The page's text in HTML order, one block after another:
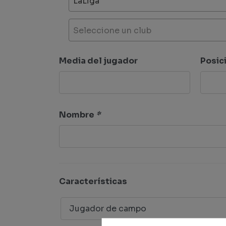
Seleccione un club
Media del jugador
Nombre *
Características